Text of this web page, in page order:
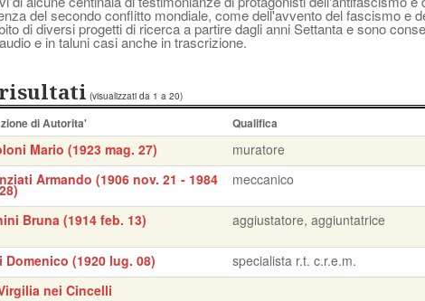
del secondo conflitto mondiale, come dell'avvento del fascismo e
di diversi progetti di ricerca a partire dagli anni Settanta e sono
e in taluni casi anche in trascrizione.
risultati (visualizzati da 1 a 20)
di Autorita' Qualifica
Mario (1923 mag. 27) muratore
Armando (1906 nov. 21 - 1984
meccanico
Bruna (1914 feb. 13) aggiustatore, aggiuntatrice
Domenico (1920 lug. 08)
specialista r.t. c.r.e.m.
nei Cincelli